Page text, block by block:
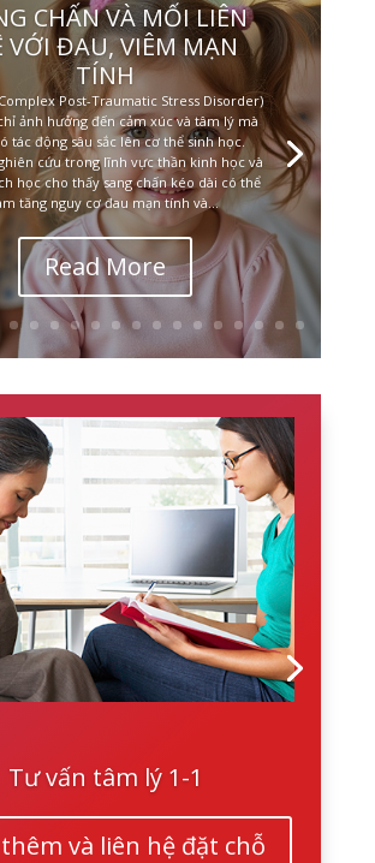
CHẤN VÀ MỐI LIÊN
VỚI ĐAU, VIÊM MẠN
TÍNH
Post-Traumatic Stress Disorder)
ảnh hưởng đến cảm xúc và tâm lý mà
tác động sâu sắc lên cơ thể sinh học.
cứu trong lĩnh vực thần kinh học và
học cho thấy sang chấn kéo dài có thể
tăng nguy cơ đau mạn tính và...
Read More
Tư vấn tâm lý 1-1
và liên hệ đặt chỗ